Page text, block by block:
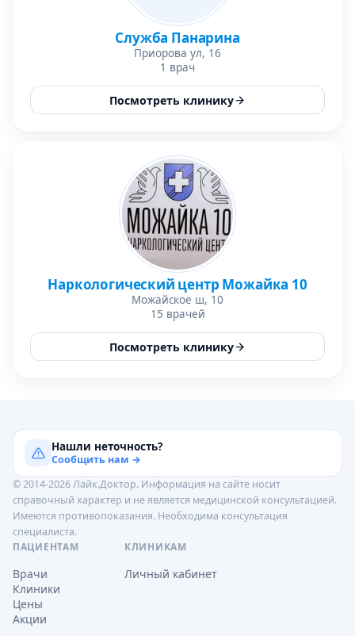
Служба Панарина
Приорова ул, 16
1 врач
Посмотреть клинику
Наркологический центр Можайка 10
Можайское ш, 10
15 врачей
Посмотреть клинику
Нашли неточность?
Сообщить нам →
© 2014-2026 Лайк.Доктор. Информация на сайте носит
справочный характер и не является медицинской консультацией.
Имеются противопоказания. Необходима консультация
специалиста.
ПАЦИЕНТАМ
Врачи
Клиники
Цены
Акции
КЛИНИКАМ
Личный кабинет